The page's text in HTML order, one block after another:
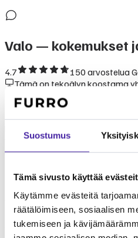
Suostumus
Tämä sivusto käyttää
Käytämme evästeitä
räätälöimiseen, sosiaalisen
tukemiseen ja
Valo — kokemukset
4.7 150arvostelua
Tämä on tekoälyn koostama
olevista kokemuksista ja arvioista.
Kokemukset klinikasta Valo
välittävästä palvelusta. Furron
luotettava valinta lemmikkisi
Valopalvelut
Valo tarjoaa monipuolisia